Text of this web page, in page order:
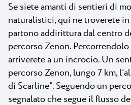
Se siete amanti di sentieri di
naturalistici, qui ne troverete
partono addirittura dal centro
percorso Zenon.
arriverete a un incrocio. Un
percorso Zenon, lungo 7 km,
di Scarline”. Seguendo un
segnalato che segue il flusso